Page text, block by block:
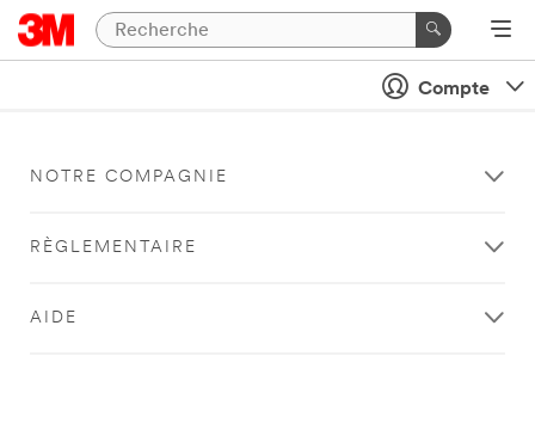
Compte
NOTRE COMPAGNIE
RÈGLEMENTAIRE
AIDE